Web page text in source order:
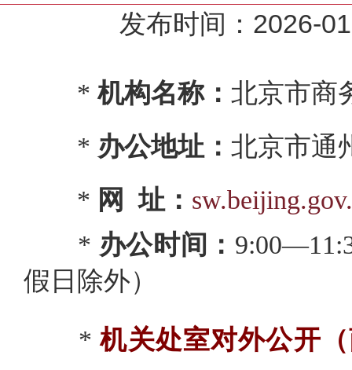
发布时间：
*机构名称： 北京市商
* 办公地址： 北京市通
* 网 址 ：
* 办公时间：
假日除外）
*机关处室对外公开